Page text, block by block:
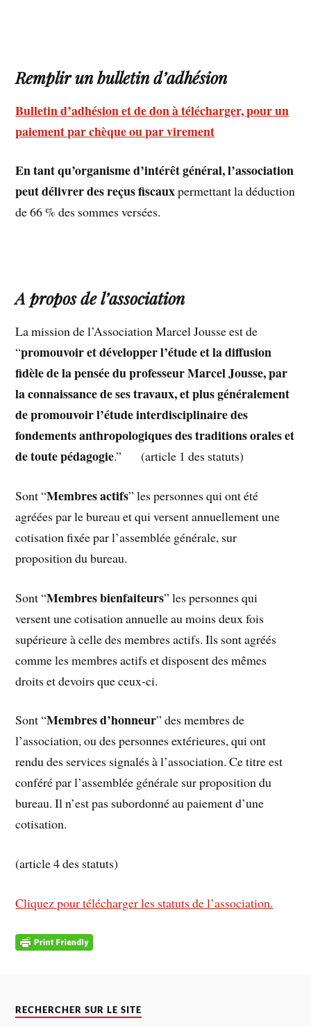
Remplir un bulletin d’adhésion
Bulletin d’adhésion et de don à télécharger, pour un
paiement par chèque ou par virement
En tant qu’organisme d’intérêt général, l’association
peut délivrer des reçus fiscauxpermettant la déduction
de 66 % des sommes versées.
A propos de l’association
La mission de l’Association Marcel Jousse est de
“promouvoir et développer l’étude et la diffusion
fidèle de la pensée du professeur Marcel Jousse, par
la connaissance de ses travaux, et plus généralement
de promouvoir l’étude interdisciplinaire des
fondements anthropologiques des traditions orales et
de toute pédagogie.” (article 1 des statuts)
Sont “Membres actifs” les personnes qui ont été
agréées par le bureau et qui versent annuellement une
cotisation fixée par l’assemblée générale, sur
proposition du bureau.
Sont “Membres bienfaiteurs” les personnes qui
versent une cotisation annuelle au moins deux fois
supérieure à celle des membres actifs. Ils sont agréés
comme les membres actifs et disposent des mêmes
droits et devoirs que ceux-ci.
Sont “Membres d’honneur” des membres de
l’association, ou des personnes extérieures, qui ont
rendu des services signalés à l’association. Ce titre est
conféré par l’assemblée générale sur proposition du
bureau. Il n’est pas subordonné au paiement d’une
cotisation.
(article 4 des statuts)
Cliquez pour télécharger les statuts de l’association.
RECHERCHER SUR LE SITE